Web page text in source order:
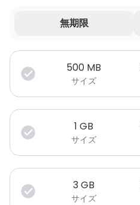
無期限
データは期間限定で有効です。
500 MB
サイズ
1 GB
サイズ
3GB
サイズ